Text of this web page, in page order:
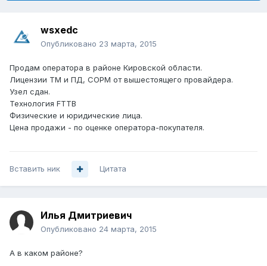
wsxedc
Опубликовано 23 марта, 2015
Продам оператора в районе Кировской области.
Лицензии ТМ и ПД, СОРМ от вышестоящего провайдера.
Узел сдан.
Технология FTTB
Физические и юридические лица.
Цена продажи - по оценке оператора-покупателя.
Вставить ник Цитата
Илья Дмитриевич
Опубликовано 24 марта, 2015
А в каком районе?